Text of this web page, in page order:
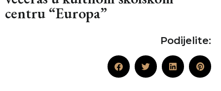
centru “Europa”
Podijelite: